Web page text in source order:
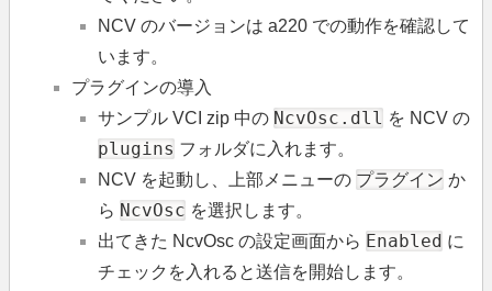
NCV のバージョンは a220 での動作を確認して
います。
プラグインの導入
サンプル VCI zip 中の NcvOsc.dll を NCV の
plugins フォルダに入れます。
NCV を起動し、上部メニューの プラグイン か
ら NcvOsc を選択します。
出てきた NcvOsc の設定画面から Enabled に
チェックを入れると送信を開始します。